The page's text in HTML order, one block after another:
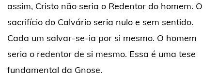
assim, Cristo não seria o Redentor do homem. O
sacrifício do Calvário seria nulo e sem sentido.
Cada um salvar-se-ia por si mesmo. O homem
seria o redentor de si mesmo. Essa é uma tese
fundamental da Gnose.